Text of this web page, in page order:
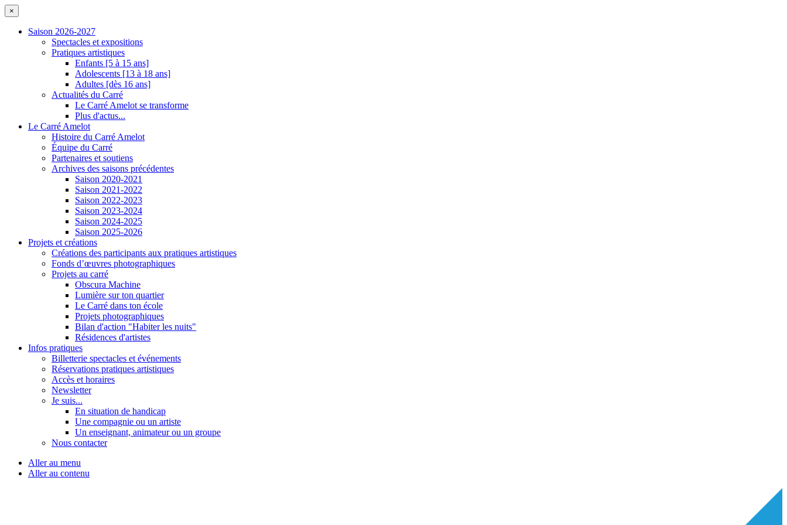
×
Saison 2026-2027
Spectacles et expositions
Pratiques artistiques
Enfants [5 à 15 ans]
Adolescents [13 à 18 ans]
Adultes [dès 16 ans]
Actualités du Carré
Le Carré Amelot se transforme
Plus d'actus...
Le Carré Amelot
Histoire du Carré Amelot
Équipe du Carré
Partenaires et soutiens
Archives des saisons précédentes
Saison 2020-2021
Saison 2021-2022
Saison 2022-2023
Saison 2023-2024
Saison 2024-2025
Saison 2025-2026
Projets et créations
Créations des participants aux pratiques artistiques
Fonds d’œuvres photographiques
Projets au carré
Obscura Machine
Lumière sur ton quartier
Le Carré dans ton école
Projets photographiques
Bilan d'action "Habiter les nuits"
Résidences d'artistes
Infos pratiques
Billetterie spectacles et événements
Réservations pratiques artistiques
Accès et horaires
Newsletter
Je suis...
En situation de handicap
Une compagnie ou un artiste
Un enseignant, animateur ou un groupe
Nous contacter
Aller au menu
Aller au contenu